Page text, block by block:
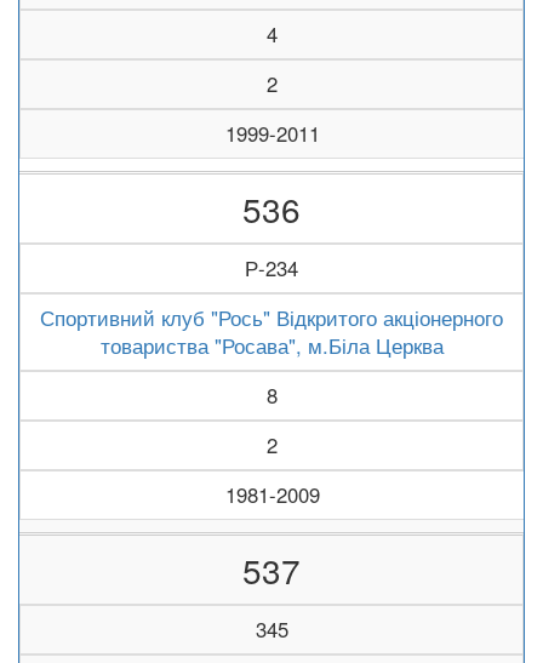
4
2
1999-2011
536
Р-234
Спортивний клуб "Рось" Відкритого акціонерного
товариства "Росава", м.Біла Церква
8
2
1981-2009
537
345